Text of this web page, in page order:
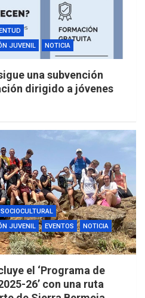
JUVENIL
NOTICIA
una subvención
dirigido a jóvenes
JUVENIL
EVENTOS
NOTICIA
el ‘Programa de
26’ con una ruta